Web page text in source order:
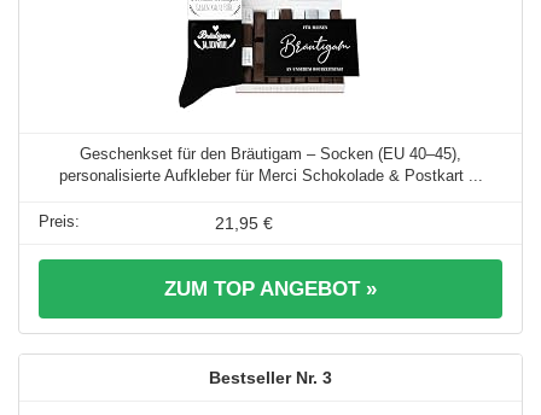
Geschenkset für den Bräutigam – Socken (EU 40–45),
personalisierte Aufkleber für Merci Schokolade & Postkart ...
21,95 €
ZUM TOP ANGEBOT »
3